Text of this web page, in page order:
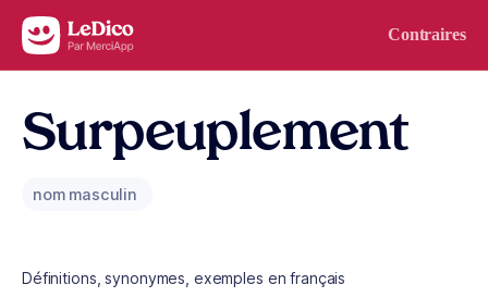
Aller au contenu Contraires
Surpeuplement
nom masculin
Définitions, synonymes, exemples en français